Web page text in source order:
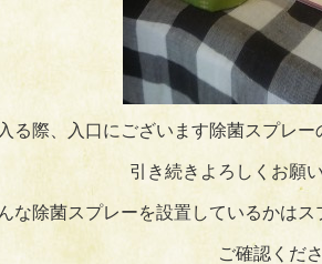
る際、入口にございます除菌スプレー
引き続きよろしくお願
な除菌スプレーを設置しているかは
ご確認くださ